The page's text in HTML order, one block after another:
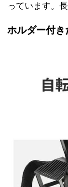
っています。
ホルダー付き